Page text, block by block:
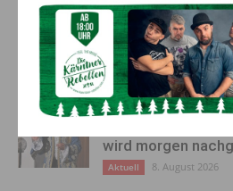
Ehrung für 50
Kärntner Lorbeer
Schwarz
Aktuell 8. August 2026
„Paolo
wird morgen
Aktuell 8. August 2026